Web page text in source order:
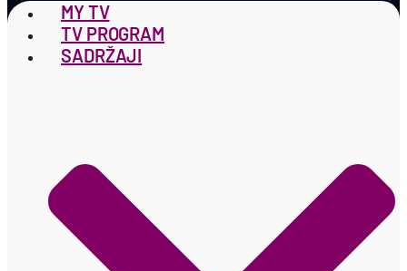
MY TV
TV PROGRAM
SADRŽAJI